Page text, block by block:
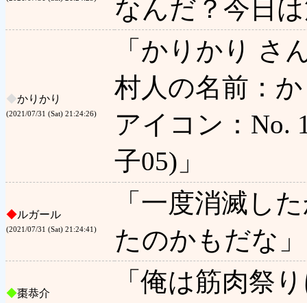
なんだ？今日
◆かりかり
(2021/07/31 (Sat) 21:24:26)
「かりかり さ
村人の名前：
アイコン：No.
子05)」
◆ルガール
(2021/07/31 (Sat) 21:24:41)
「一度消滅し
たのかもだな」
◆棗恭介
「俺は筋肉祭